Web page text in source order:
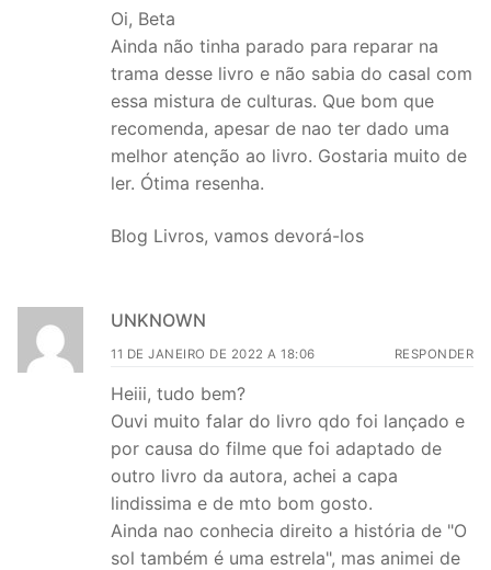
Oi, Beta
Ainda não tinha parado para reparar na
trama desse livro e não sabia do casal com
essa mistura de culturas. Que bom que
recomenda, apesar de nao ter dado uma
melhor atenção ao livro. Gostaria muito de
ler. Ótima resenha.
Blog Livros, vamos devorá-los
UNKNOWN
11 DE JANEIRO DE 2022 A 18:06 RESPONDER
Heiii, tudo bem?
Ouvi muito falar do livro qdo foi lançado e
por causa do filme que foi adaptado de
outro livro da autora, achei a capa
lindissima e de mto bom gosto.
Ainda nao conhecia direito a história de "O
sol também é uma estrela", mas animei de